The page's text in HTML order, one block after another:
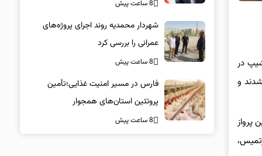
در
و
پرواز
8 ساعت پیش
شهردار محمدیه روند اجرای پروژه‌های
عمرانی را بررسی کرد
8 ساعت پیش
فارس در مسیر امنیت غذایی؛تأمین‌
پروتئین استان‌های همجوار
8 ساعت پیش